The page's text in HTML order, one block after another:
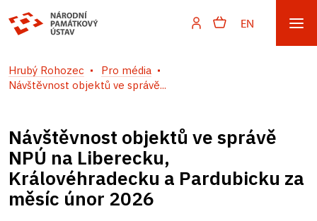
EN
Hrubý Rohozec
Pro média
Návštěvnost objektů ve správě...
Návštěvnost objektů ve správě
NPÚ na Liberecku,
Královéhradecku a Pardubicku za
měsíc únor 2026